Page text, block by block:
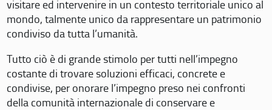
visitare ed intervenire in un contesto territoriale unico al
mondo, talmente unico da rappresentare un patrimonio
condiviso da tutta l’umanità.
Tutto ciò è di grande stimolo per tutti nell’impegno
costante di trovare soluzioni efficaci, concrete e
condivise, per onorare l’impegno preso nei confronti
della comunità internazionale di conservare e